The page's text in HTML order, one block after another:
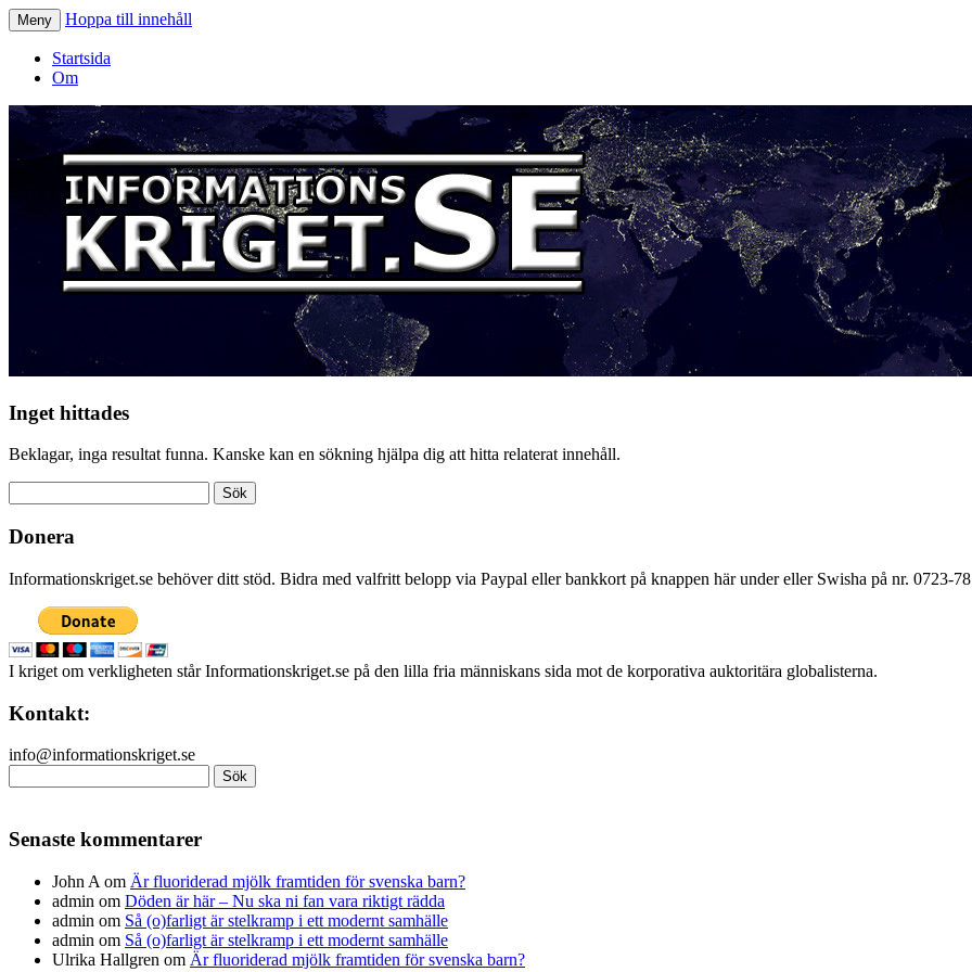
Informationskriget.se
Meny Hoppa till innehåll
Startsida
Om
Inget hittades
Beklagar, inga resultat funna. Kanske kan en sökning hjälpa dig att hitta relaterat innehåll.
efter:
Donera
Informationskriget.se behöver ditt stöd. Bidra med valfritt belopp via Paypal eller bankkort på knappen här under eller Swisha på nr. 0723-
I kriget om verkligheten står Informationskriget.se på den lilla fria människans sida mot de korporativa auktoritära globalisterna.
Kontakt:
info@informationskriget.se
efter:
Senaste kommentarer
John A om Är fluoriderad mjölk framtiden för svenska barn?
admin om Döden är här – Nu ska ni fan vara riktigt rädda
admin om Så (o)farligt är stelkramp i ett modernt samhälle
admin om Så (o)farligt är stelkramp i ett modernt samhälle
Ulrika Hallgren om Är fluoriderad mjölk framtiden för svenska barn?